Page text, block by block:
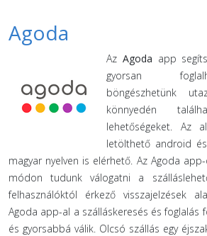
Agoda
Az Agoda app
gyorsan
böngészhetünk
könnyedén
lehetőségeket. Az
letölthető android
magyar nyelven is elérhető. Az Agoda
módon tudunk válogatni a
felhasználóktól érkező visszajelzések
Agoda app-al a szálláskeresés és foglalás
és gyorsabbá válik. Olcsó szállás egy